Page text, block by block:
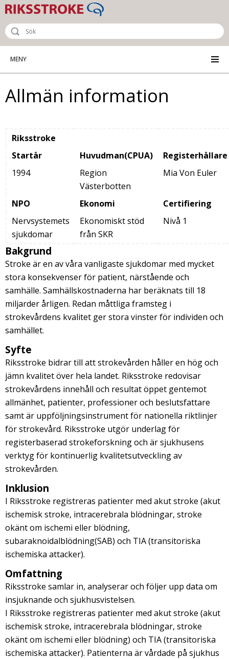
MENY
Allmän information
Riksstroke
Startår
Huvudman(CPUA)
Registerhållare
1994
Region
Västerbotten
Mia Von Euler
NPO Ekonomi
Certifiering
Nervsystemets
sjukdomar
Ekonomiskt stöd
från SKR
Nivå 1
Bakgrund
Stroke är en av våra vanligaste sjukdomar med mycket
stora konsekvenser för patient, närstående och
samhälle. Samhällskostnaderna har beräknats till 18
miljarder årligen. Redan måttliga framsteg i
strokevårdens kvalitet ger stora vinster för individen och
samhället.
Syfte
Riksstroke bidrar till att strokevården håller en hög och
jämn kvalitet över hela landet. Riksstroke redovisar
strokevårdens innehåll och resultat öppet gentemot
allmänhet, patienter, professioner och beslutsfattare
samt är uppföljningsinstrument för nationella riktlinjer
för strokevård. Riksstroke utgör underlag för
registerbaserad strokeforskning och är sjukhusens
verktyg för kontinuerlig kvalitetsutveckling av
strokevården.
Inklusion
I Riksstroke registreras patienter med akut stroke (akut
ischemisk stroke, intracerebrala blödningar, stroke
okänt om ischemi eller blödning,
subaraknoidalblödning(SAB) och TIA (transitoriska
ischemiska attacker).
Omfattning
Riksstroke samlar in, analyserar och följer upp data om
insjuknande och sjukhusvistelsen.
I Riksstroke registreras patienter med akut stroke (akut
ischemisk stroke, intracerebrala blödningar, stroke
okänt om ischemi eller blödning) och TIA (transitoriska
ischemiska attacker). Patienterna är vårdade på sjukhus